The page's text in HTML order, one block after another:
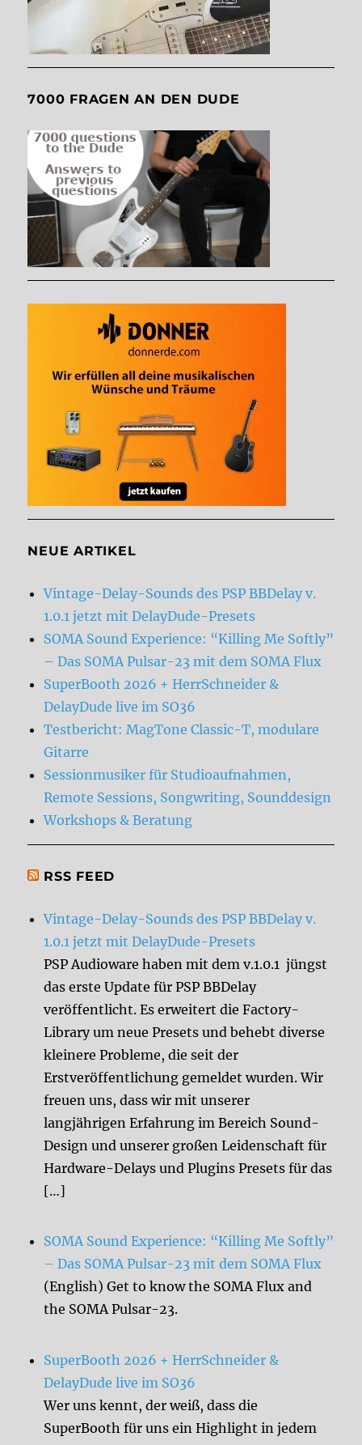
7000 FRAGEN AN DEN DUDE
NEUE ARTIKEL
Vintage-Delay-Sounds des PSP BBDelay v.
1.0.1 jetzt mit DelayDude-Presets
SOMA Sound Experience: “Killing Me Softly”
– Das SOMA Pulsar-23 mit dem SOMA Flux
SuperBooth 2026 + HerrSchneider &
DelayDude live im SO36
Testbericht: MagTone Classic-T, modulare
Gitarre
Sessionmusiker für Studioaufnahmen,
Remote Sessions, Songwriting, Sounddesign
Workshops & Beratung
RSS FEED
Vintage-Delay-Sounds des PSP BBDelay v.
1.0.1 jetzt mit DelayDude-Presets
PSP Audioware haben mit dem v.1.0.1 jüngst
das erste Update für PSP BBDelay
veröffentlicht. Es erweitert die Factory-
Library um neue Presets und behebt diverse
kleinere Probleme, die seit der
Erstveröffentlichung gemeldet wurden. Wir
freuen uns, dass wir mit unserer
langjährigen Erfahrung im Bereich Sound-
Design und unserer großen Leidenschaft für
Hardware-Delays und Plugins Presets für das
[…]
SOMA Sound Experience: “Killing Me Softly”
– Das SOMA Pulsar-23 mit dem SOMA Flux
(English) Get to know the SOMA Flux and
the SOMA Pulsar-23.
SuperBooth 2026 + HerrSchneider &
DelayDude live im SO36
Wer uns kennt, der weiß, dass die
SuperBooth für uns ein Highlight in jedem